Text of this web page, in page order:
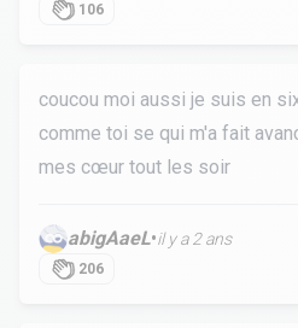
106
coucou moi aussi je suis en
comme toi se qui m'a fait
mes cœur tout les soir
abigAaeL•il y a 2 ans
206